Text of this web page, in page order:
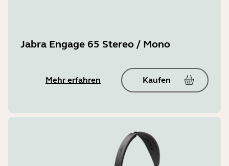
Jabra Engage 65 Stereo / Mono
Mehr erfahren Kaufen